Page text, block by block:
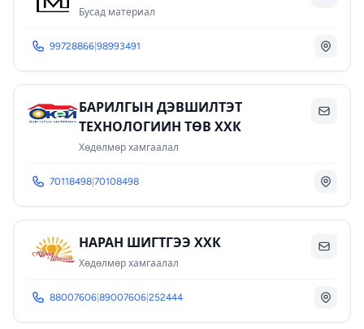
Бусад материал
99728866 98993491
БАРИЛГЫН ДЭВШИЛТЭТ
ТЕХНОЛОГИИН ТӨВ ХХК
Хөдөлмөр хамгаалал
70118498 70108498
НАРАН ШИГТГЭЭ ХХК
Хөдөлмөр хамгаалал
88007606 89007606 252444